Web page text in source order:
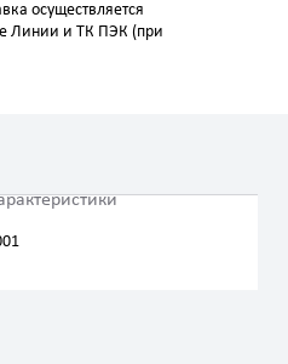
осуществляется
Линии и ТК ПЭК (при